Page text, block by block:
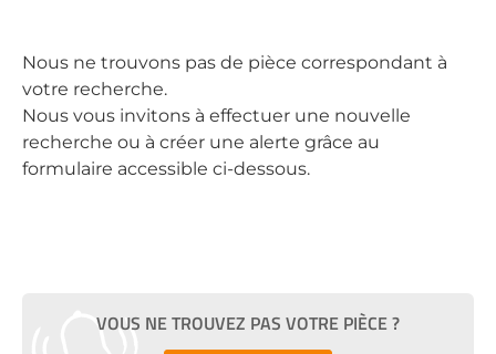
Nous ne trouvons pas de pièce correspondant à
votre recherche.
Nous vous invitons à effectuer une nouvelle
recherche ou à créer une alerte grâce au
formulaire accessible ci-dessous.
VOUS NE TROUVEZ PAS VOTRE PIÈCE ?